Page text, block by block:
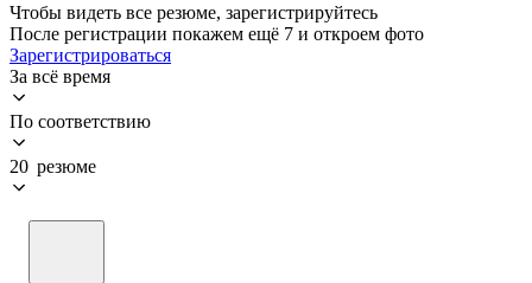
Чтобы видеть все резюме, зарегистрируйтесь
После регистрации покажем ещё 7 и откроем фото
Зарегистрироваться
За всё время
По соответствию
20 резюме